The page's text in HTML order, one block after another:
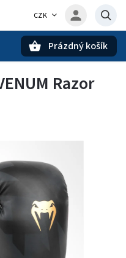
CZK
Prázdný košík
Razor